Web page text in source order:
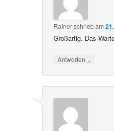
Rainerschriebam
Großartig. Das
Antworten ↓